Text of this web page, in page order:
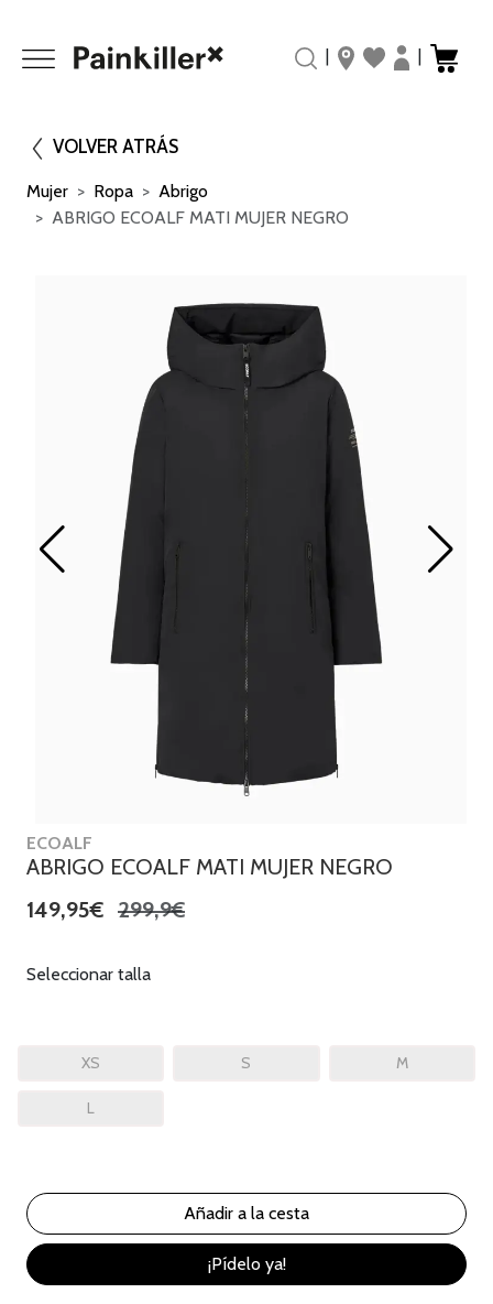
VOLVER ATRÁS
Mujer Ropa
Abrigo
ABRIGO ECOALF MATI MUJER NEGRO
ECOALF
ABRIGO ECOALF MATI MUJER NEGRO
149,95€ 299,9€
Seleccionar talla
XS S M
L
¡Pídelo ya!